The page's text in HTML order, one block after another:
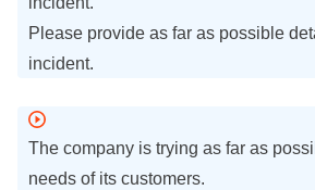
Please provide as far as possible
incident.
The company is trying as far as
needs of its customers.